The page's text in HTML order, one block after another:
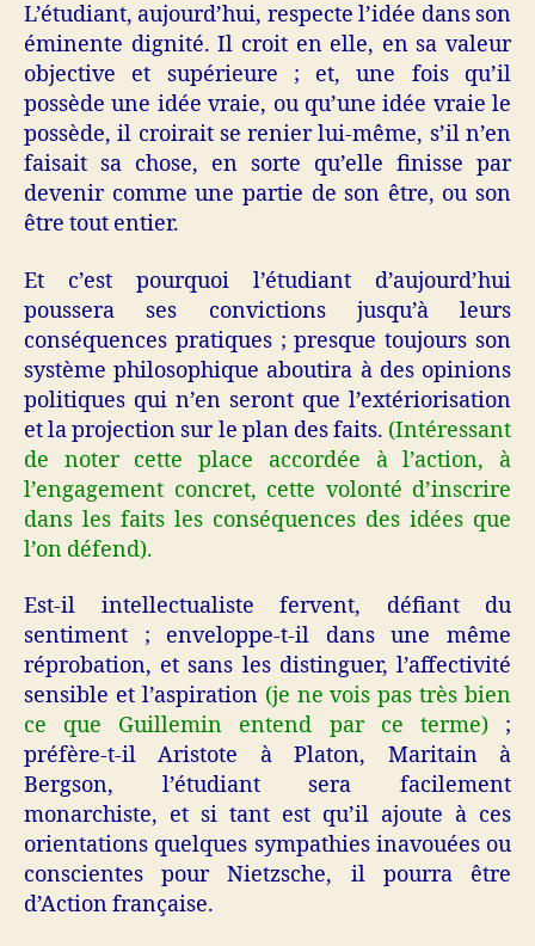
L’étudiant, aujourd’hui, respecte l’idée dans son
éminente dignité. Il croit en elle, en sa valeur
objective et supérieure ; et, une fois qu’il
possède une idée vraie, ou qu’une idée vraie le
possède, il croirait se renier lui-même, s’il n’en
faisait sa chose, en sorte qu’elle finisse par
devenir comme une partie de son être, ou son
être tout entier.
Et c’est pourquoi l’étudiant d’aujourd’hui
poussera ses convictions jusqu’à leurs
conséquences pratiques ; presque toujours son
système philosophique aboutira à des opinions
politiques qui n’en seront que l’extériorisation
et la projection sur le plan des faits. (Intéressant
de noter cette place accordée à l’action, à
l’engagement concret, cette volonté d’inscrire
dans les faits les conséquences des idées que
l’on défend).
Est-il intellectualiste fervent, défiant du
sentiment ; enveloppe-t-il dans une même
réprobation, et sans les distinguer, l’affectivité
sensible et l’aspiration (je ne vois pas très bien
ce que Guillemin entend par ce terme);
préfère-t-il Aristote à Platon, Maritain à
Bergson, l’étudiant sera facilement
monarchiste, et si tant est qu’il ajoute à ces
orientations quelques sympathies inavouées ou
conscientes pour Nietzsche, il pourra être
d’Action française.